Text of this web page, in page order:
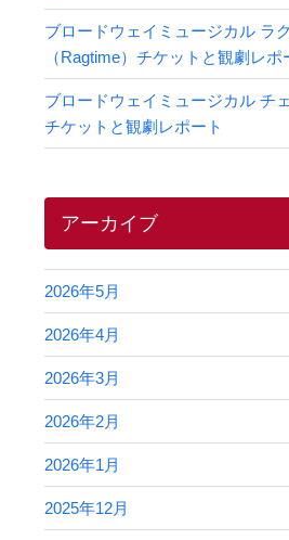
ブロードウェイミュージカル ラ
（Ragtime）チケットと観劇レポ
ブロードウェイミュージカル チ
チケットと観劇レポート
アーカイブ
2026年5月
2026年4月
2026年3月
2026年2月
2026年1月
2025年12月